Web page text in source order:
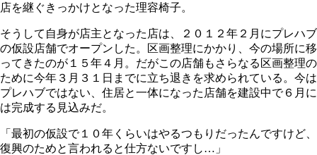
店を継ぐきっかけとなった理容椅子。
そうして自身が店主となった店は、２０１２年２月にプレハブ
の仮設店舗でオープンした。区画整理にかかり、今の場所に移
ってきたのが１５年４月。だがこの店舗もさらなる区画整理の
ために今年３月３１日までに立ち退きを求められている。今は
プレハブではない、住居と一体になった店舗を建設中で６月に
は完成する見込みだ。
「最初の仮設で１０年くらいはやるつもりだったんですけど、
復興のためと言われると仕方ないですし…」